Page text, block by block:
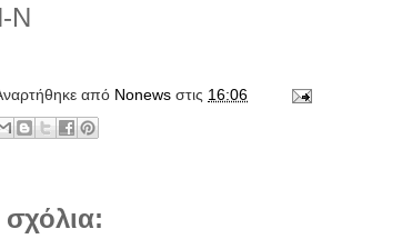
Ν
από Νonews στις 16:06
σχόλια: